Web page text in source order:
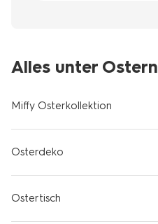
Alles unter Ostern
Miffy Osterkollektion
Osterdeko
Ostertisch